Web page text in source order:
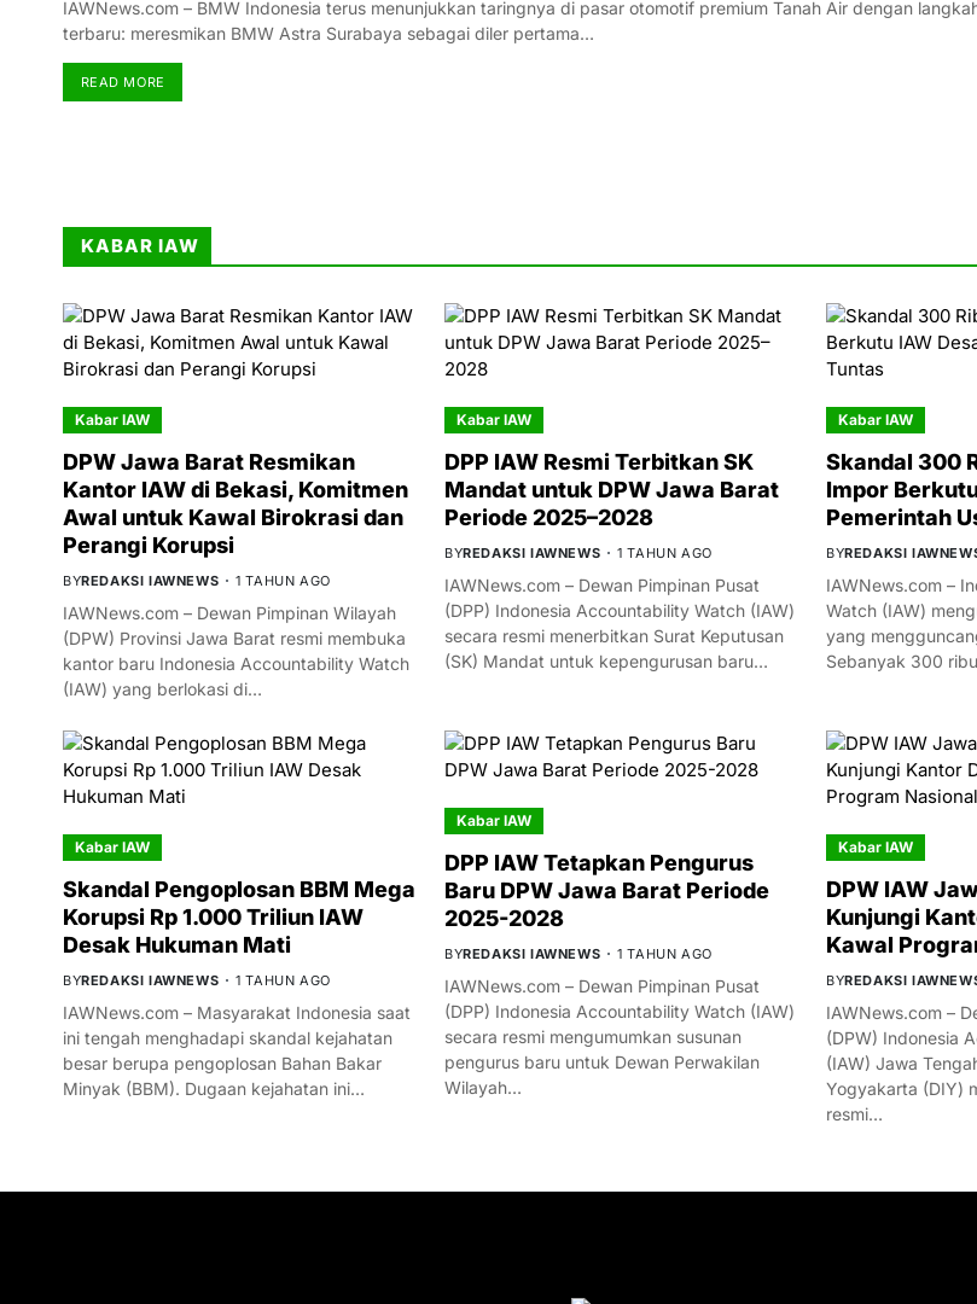
IAWNews.com – BMW Indonesia terus menunjukkan taringnya di pasar otomotif premium Tanah Air dengan
terbaru: meresmikan BMW Astra Surabaya sebagai diler pertama…
READ MORE
KABAR IAW
Kabar IAW
DPW Jawa Barat Resmikan
Kantor IAW di Bekasi, Komitmen
Awal untuk Kawal Birokrasi dan
Perangi Korupsi
BYREDAKSI IAWNEWS 1 TAHUN AGO
IAWNews.com – Dewan Pimpinan Wilayah
(DPW) Provinsi Jawa Barat resmi membuka
kantor baru Indonesia Accountability Watch
(IAW) yang berlokasi di…
Kabar IAW
DPP IAW Resmi Terbitkan SK
Mandat untuk DPW Jawa Barat
Periode 2025–2028
BYREDAKSI IAWNEWS 1 TAHUN AGO
IAWNews.com – Dewan Pimpinan Pusat
(DPP) Indonesia Accountability Watch (IAW)
secara resmi menerbitkan Surat Keputusan
(SK) Mandat untuk kepengurusan baru…
Kabar IAW
Skandal 300
Impor
Pemerintah
BYREDAKSI
IAWNews.com –
Watch (IAW)
yang
Sebanyak 300
Kabar IAW
Skandal Pengoplosan BBM Mega
Korupsi Rp 1.000 Triliun IAW
Desak Hukuman Mati
BYREDAKSI IAWNEWS 1 TAHUN AGO
IAWNews.com – Masyarakat Indonesia saat
ini tengah menghadapi skandal kejahatan
besar berupa pengoplosan Bahan Bakar
Minyak (BBM). Dugaan kejahatan ini…
Kabar IAW
DPP IAW Tetapkan Pengurus
Baru DPW Jawa Barat Periode
2025-2028
BYREDAKSI IAWNEWS 1 TAHUN AGO
IAWNews.com – Dewan Pimpinan Pusat
(DPP) Indonesia Accountability Watch (IAW)
secara resmi mengumumkan susunan
pengurus baru untuk Dewan Perwakilan
Wilayah…
Kabar IAW
DPW IAW
Kunjungi
Kawal
BYREDAKSI
IAWNews.com –
(DPW) Indonesia
(IAW) Jawa
Yogyakarta (DIY)
resmi…